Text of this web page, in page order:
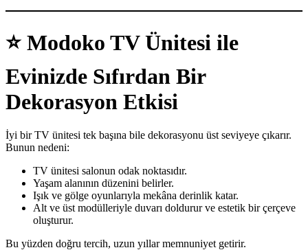
⭐Modoko TV Ünitesi ile
Evinizde Sıfırdan Bir
Dekorasyon Etkisi
İyi bir TV ünitesi tek başına bile dekorasyonu üst seviyeye çıkarır.
Bunun nedeni:
TV ünitesi salonun odak noktasıdır.
Yaşam alanının düzenini belirler.
Işık ve gölge oyunlarıyla mekâna derinlik katar.
Alt ve üst modülleriyle duvarı doldurur ve estetik bir çerçeve
oluşturur.
Bu yüzden doğru tercih, uzun yıllar memnuniyet getirir.